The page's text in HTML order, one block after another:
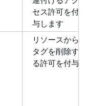
セス許可を付
与します
リソースから
タグを削除す
る許可を付与